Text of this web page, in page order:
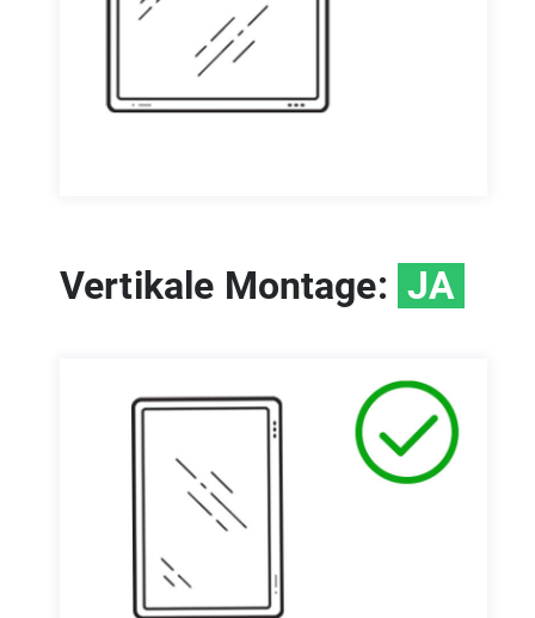
Vertikale Montage: JA